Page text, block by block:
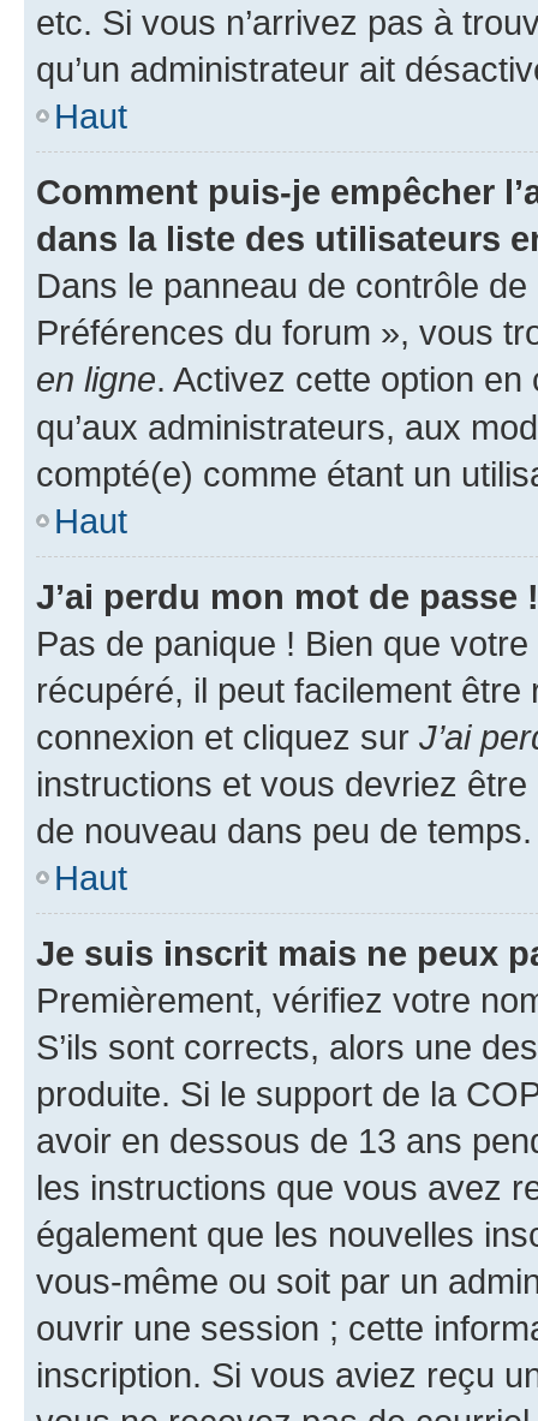
etc. Si vous n’arrivez pas à
qu’un administrateur ait
Haut
Comment puis-je empêcher
dans la liste des utilisateurs
Dans le panneau de contrôle
Préférences du forum », vous
en ligne. Activez cette option
qu’aux administrateurs, aux
compté(e) comme étant un
Haut
J’ai perdu mon mot de passe !
Pas de panique ! Bien que
récupéré, il peut facilement
connexion et cliquez sur J’ai
instructions et vous devriez
de nouveau dans peu de temps.
Haut
Je suis inscrit mais ne peux
Premièrement, vérifiez votre
S’ils sont corrects, alors une
produite. Si le support de la
avoir en dessous de 13 ans
les instructions que vous avez
également que les nouvelles
vous-même ou soit par un
ouvrir une session ; cette
inscription. Si vous aviez reçu